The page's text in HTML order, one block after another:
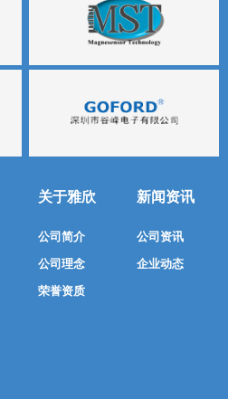
关于雅欣
公司简介
公司理念
荣誉资质
新闻资讯
公司资讯
企业动态